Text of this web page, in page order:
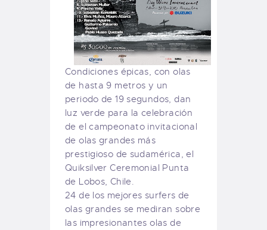
Condiciones épicas, con olas
de hasta 9 metros y un
periodo de 19 segundos, dan
luz verde para la celebración
de el campeonato invitacional
de olas grandes más
prestigioso de sudamérica, el
Quiksilver Ceremonial Punta
de Lobos, Chile.
24 de los mejores surfers de
olas grandes se mediran sobre
las impresionantes olas de